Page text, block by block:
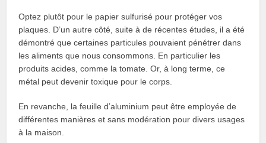
Optez plutôt pour le papier sulfurisé pour protéger vos
plaques. D’un autre côté, suite à de récentes études, il a été
démontré que certaines particules pouvaient pénétrer dans
les aliments que nous consommons. En particulier les
produits acides, comme la tomate. Or, à long terme, ce
métal peut devenir toxique pour le corps.
En revanche, la feuille d’aluminium peut être employée de
différentes manières et sans modération pour divers usages
à la maison.